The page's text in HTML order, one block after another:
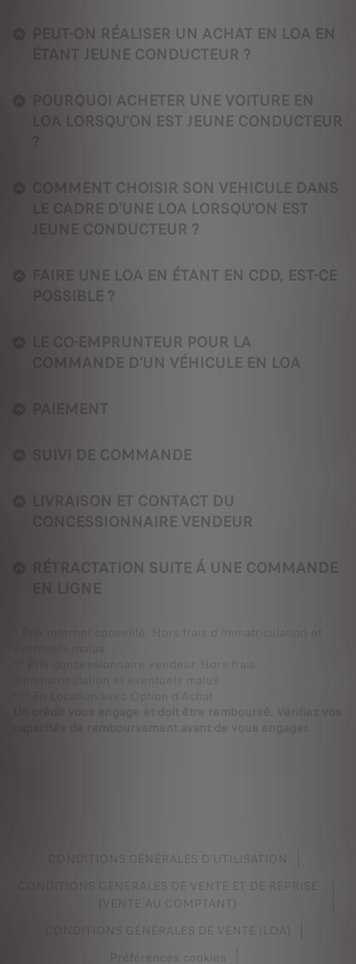
PEUT-ON RÉALISER UN ACHAT EN LOA EN
ÉTANT JEUNE CONDUCTEUR ?
POURQUOI ACHETER UNE VOITURE EN
LOA LORSQU'ON EST JEUNE CONDUCTEUR
COMMENT CHOISIR SON VEHICULE DANS
LE CADRE D'UNE LOA LORSQU'ON EST
JEUNE CONDUCTEUR ?
FAIRE UNE LOA EN ÉTANT EN CDD, EST-CE
POSSIBLE ?
LE CO-EMPRUNTEUR POUR LA
COMMANDE D'UN VÉHICULE EN LOA
PAIEMENT
SUIVI DE COMMANDE
LIVRAISON ET CONTACT DU
CONCESSIONNAIRE VENDEUR
RÉTRACTATION SUITE Á UNE COMMANDE
EN LIGNE
CONDITIONS GÉNÉRALES D'UTILISATION
CONDITIONS GÉNÉRALES DE VENTE ET DE REPRISE
(VENTE AU COMPTANT)
CONDITIONS GÉNÉRALES DE VENTE (LOA)
Préférences cookies